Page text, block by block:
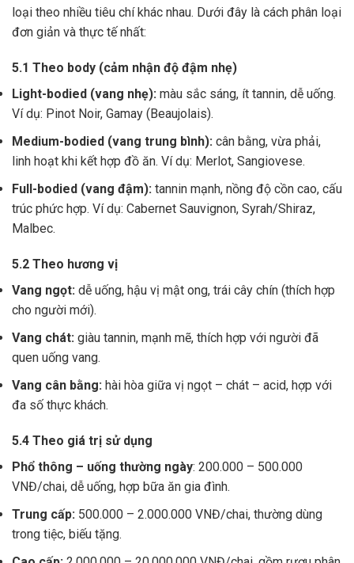
loại theo nhiều tiêu chí khác nhau. Dưới đây là cách phân loại
đơn giản và thực tế nhất:
5.1 Theo body (cảm nhận độ đậm nhẹ)
Light-bodied (vang nhẹ): màu sắc sáng, ít tannin, dễ uống.
Ví dụ: Pinot Noir, Gamay (Beaujolais).
Medium-bodied (vang trung bình): cân bằng, vừa phải,
linh hoạt khi kết hợp đồ ăn. Ví dụ: Merlot, Sangiovese.
Full-bodied (vang đậm): tannin mạnh, nồng độ cồn cao, cấu
trúc phức hợp. Ví dụ: Cabernet Sauvignon, Syrah/Shiraz,
Malbec.
5.2 Theo hương vị
Vang ngọt: dễ uống, hậu vị mật ong, trái cây chín (thích hợp
cho người mới).
Vang chát: giàu tannin, mạnh mẽ, thích hợp với người đã
quen uống vang.
Vang cân bằng: hài hòa giữa vị ngọt – chát – acid, hợp với
đa số thực khách.
5.4 Theo giá trị sử dụng
Phổ thông – uống thường ngày: 200.000 – 500.000
VNĐ/chai, dễ uống, hợp bữa ăn gia đình.
Trung cấp: 500.000 – 2.000.000 VNĐ/chai, thường dùng
trong tiệc, biếu tặng.